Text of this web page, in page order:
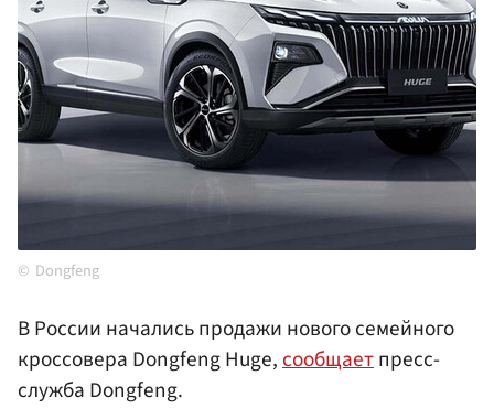
Dongfeng
В России начались продажи нового семейного
кроссовера Dongfeng Huge,сообщаетпресс-
служба Dongfeng.